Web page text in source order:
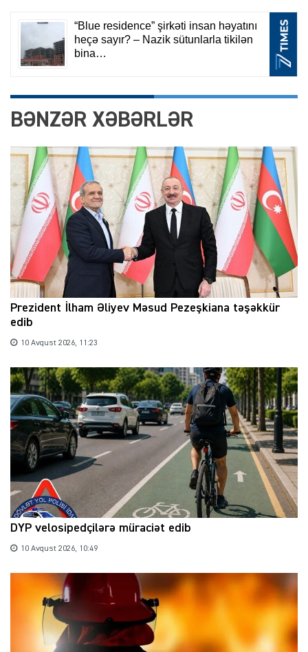
BƏNZƏR XƏBƏRLƏR
Prezident İlham Əliyev Məsud Pezeşkiana təşəkkür
edib
10 Avqust 2026, 11:23
DYP velosipedçilərə müraciət edib
10 Avqust 2026, 10:49